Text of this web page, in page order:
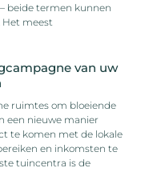
beide termen kunnen
Het meest
van uw
ruimtes om bloeiende
een nieuwe manier
te komen met de lokale
en inkomsten te
tuincentra is de